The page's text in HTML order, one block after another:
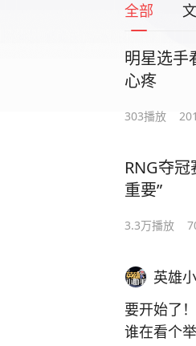
全部
明星选手
心疼
303播放
RNG夺
重要”
3.3万播放
英雄
要开始了
谁在看个举